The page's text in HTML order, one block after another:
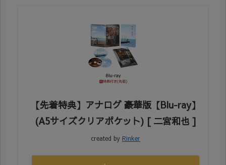
【先着特典】アナログ 豪華版【Blu-ray】
(A5サイズクリアポケット) [ 二宮和也 ]
created by Rinker